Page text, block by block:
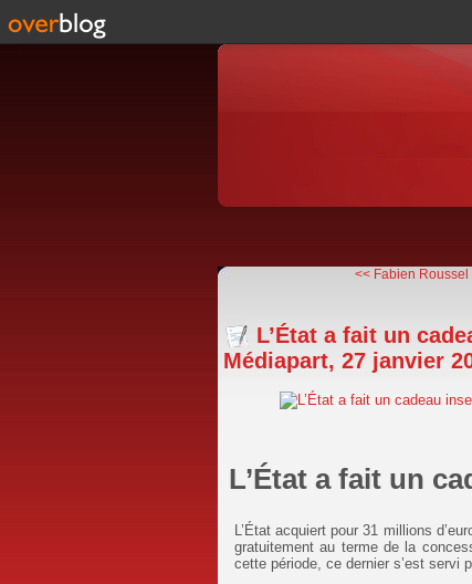
<< Fabien Roussel
L’État a fait un
Médiapart, 27 janvier
L’État a fait un
L’État acquiert pour 31 millions
gratuitement au terme de la
cette période, ce dernier s’est servi